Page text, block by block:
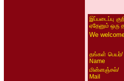
இப்படைப்பு
ஏதேனும் ஒரு
We
தங்கள் பெயர்/
Name
மின்னஞ்சல்/
Mail